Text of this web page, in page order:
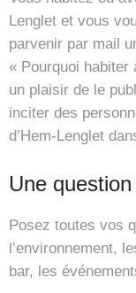
Lenglet et vous
parvenir par mail
« Pourquoi habiter
un plaisir de le
inciter des
d’Hem-Lenglet
Une
Posez toutes vos
l’environnement,
bar, les